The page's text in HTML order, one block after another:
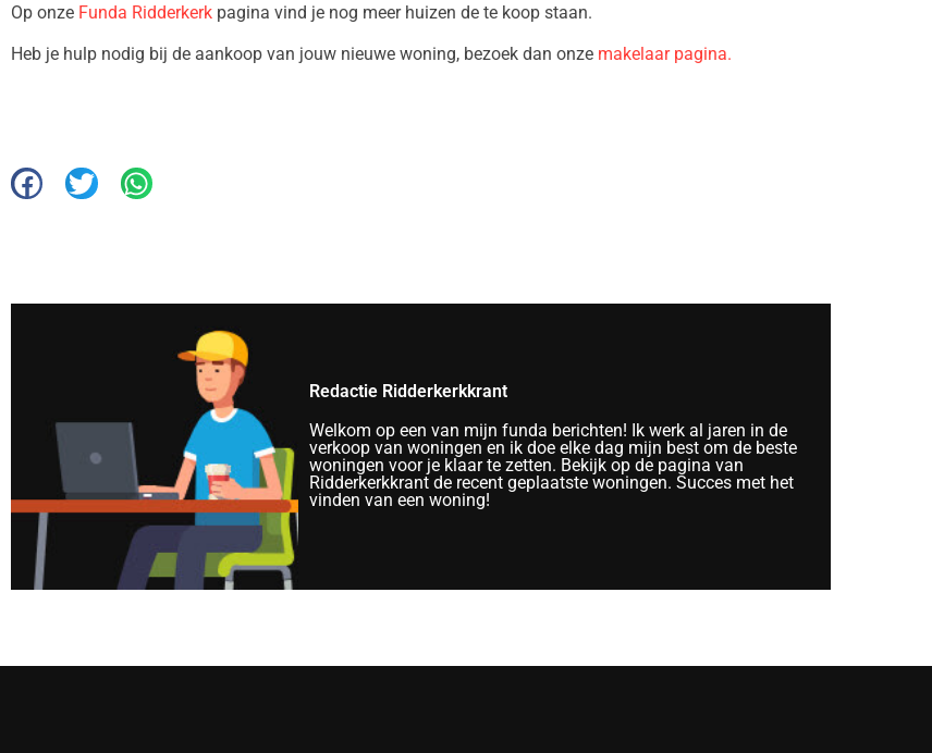
Op onze Funda Ridderkerk pagina vind je nog meer huizen de te koop staan.
Heb je hulp nodig bij de aankoop van jouw nieuwe woning, bezoek dan onze makelaar pagina.
Redactie Ridderkerkkrant
Welkom op een van mijn funda berichten! Ik werk al jaren in de
verkoop van woningen en ik doe elke dag mijn best om de beste
woningen voor je klaar te zetten. Bekijk op de pagina van
Ridderkerkkrant de recent geplaatste woningen. Succes met het
vinden van een woning!